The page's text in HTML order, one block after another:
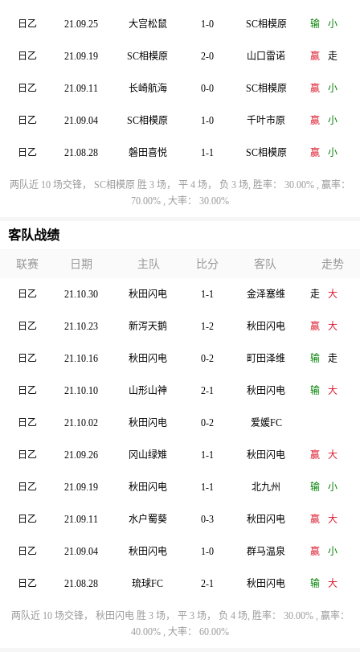
日乙 21.09.25 大宫松鼠 1-0 SC相模原 输 小
日乙 21.09.19 SC相模原 2-0 山口雷诺 赢 走
日乙 21.09.11 长崎航海 0-0 SC相模原 赢 小
日乙 21.09.04 SC相模原 1-0 千叶市原 赢 小
日乙 21.08.28 磐田喜悦 1-1 SC相模原 赢 小
两队近 10 场交锋， SC相模原 胜 3 场， 平 4 场， 负 3 场, 胜率： 30.00% , 赢率：
70.00% , 大率： 30.00%
客队战绩
联赛 日期 主队 比分 客队 走势
日乙 21.10.30 秋田闪电 1-1 金泽塞维 走 大
日乙 21.10.23 新泻天鹅 1-2 秋田闪电 赢 大
日乙 21.10.16 秋田闪电 0-2 町田泽维 输 走
日乙 21.10.10 山形山神 2-1 秋田闪电 输 大
日乙 21.10.02 秋田闪电 0-2 爱媛FC
日乙 21.09.26 冈山绿雉 1-1 秋田闪电 赢 大
日乙 21.09.19 秋田闪电 1-1 北九州 输 小
日乙 21.09.11 水户蜀葵 0-3 秋田闪电 赢 大
日乙 21.09.04 秋田闪电 1-0 群马温泉 赢 小
日乙 21.08.28 琉球FC 2-1 秋田闪电 输 大
两队近 10 场交锋， 秋田闪电 胜 3 场， 平 3 场， 负 4 场, 胜率： 30.00% , 赢率：
40.00% , 大率： 60.00%